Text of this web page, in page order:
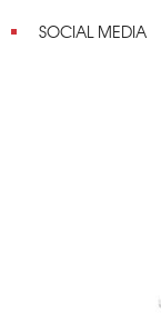
SOCIAL MEDIA